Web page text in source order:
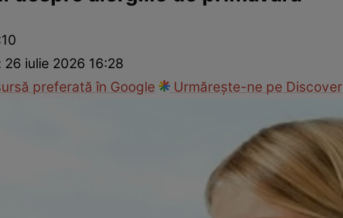
Medicii răspund
26 iulie 2026 16:28
preferată în Google
Urmărește-ne pe Discover